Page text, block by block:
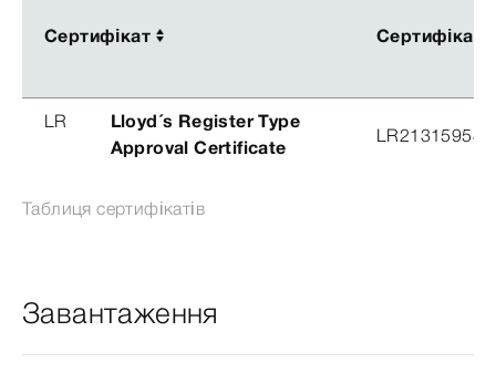
Сертифікат Сертифікат
Сертифікат Сертифікат
LR
Lloyd´s Register Type
Approval Certificate
Таблиця сертифікатів
Завантаження